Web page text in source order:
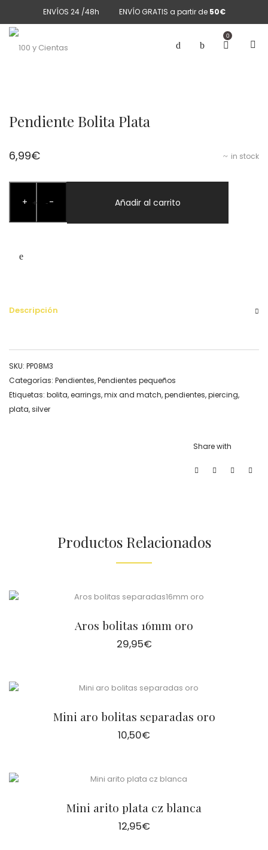
ENVÍOS 24 /48h ENVÍO GRATIS a partir de 50€
0
Pendiente Bolita Plata
in stock
6,99€
+ -Bolita
+ - Añadir al carrito
Descripción
SKU: PP08M3
Categorías: Pendientes,Pendientes pequeños
Etiquetas: bolita,earrings,mix and match,pendientes,piercing,
plata,silver
Share with
Productos Relacionados
Aros bolitas 16mm oro
29,95€
Mini aro bolitas separadas oro
10,50€
Mini arito plata cz blanca
12,95€